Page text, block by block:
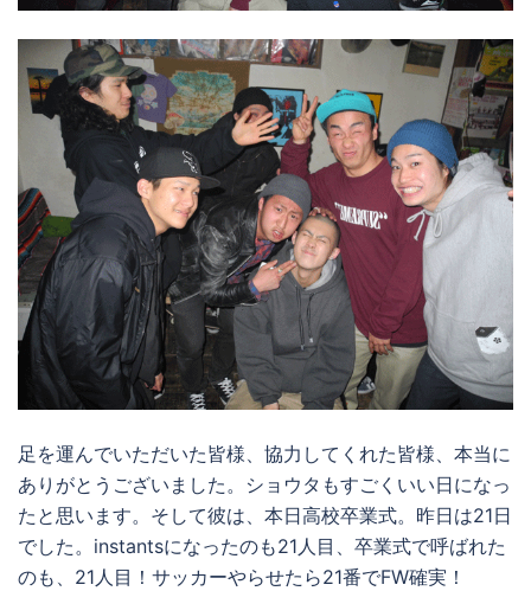
足を運んでいただいた皆様、協力してくれた皆様、本当に
ありがとうございました。ショウタもすごくいい日になっ
たと思います。そして彼は、本日高校卒業式。昨日は21日
でした。instantsになったのも21人目、卒業式で呼ばれた
のも、21人目！サッカーやらせたら21番でFW確実！